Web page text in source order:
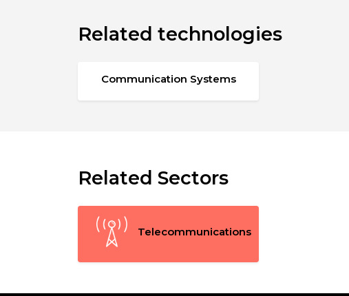
Related technologies
Communication Systems
Related Sectors
Telecommunications